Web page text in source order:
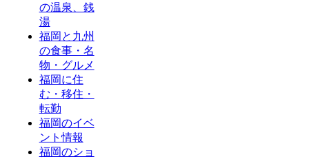
の温泉、銭
湯
福岡と九州
の食事・名
物・グルメ
福岡に住
む・移住・
転勤
福岡のイベ
ント情報
福岡のショ